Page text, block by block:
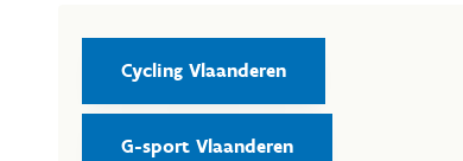
Cycling Vlaanderen
G-sport Vlaanderen